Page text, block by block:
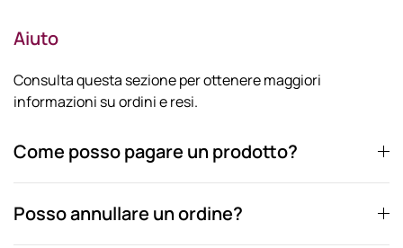
Aiuto
Consulta questa sezione per ottenere maggiori
informazioni su ordini e resi.
Come posso pagare un prodotto?
Posso annullare un ordine?